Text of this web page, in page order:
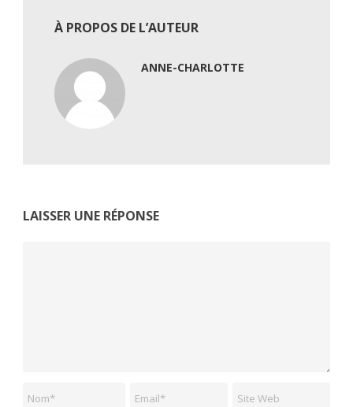
À PROPOS DE L’AUTEUR
ANNE-CHARLOTTE
LAISSER UNE RÉPONSE